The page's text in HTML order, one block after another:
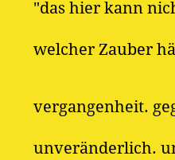
"das hier kann
welcher Zauber
vergangenheit.
unveränderlich.